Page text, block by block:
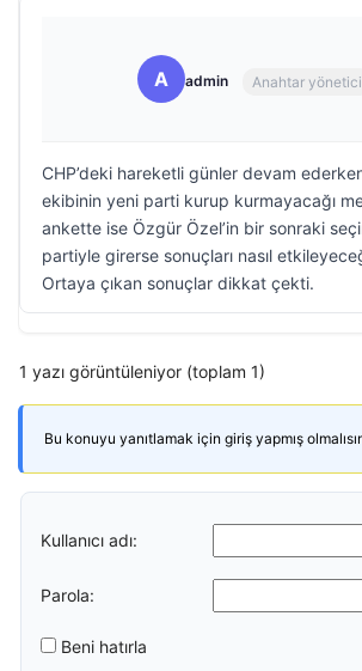
A admin Anahtar yönetici
CHP’deki hareketli günler devam
ekibinin yeni parti kurup kurmayacağı
ankette ise Özgür Özel’in bir sonraki
partiyle girerse sonuçları nasıl
Ortaya çıkan sonuçlar dikkat çekti.
1 yazı görüntüleniyor (toplam 1)
Bu konuyu yanıtlamak için giriş yapmış
Kullanıcı adı:
Parola:
Beni hatırla